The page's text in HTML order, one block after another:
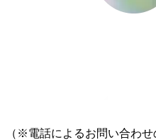
（※電話によるお問い合わ